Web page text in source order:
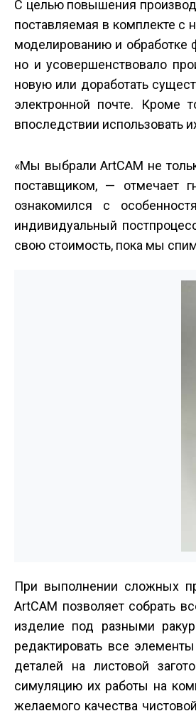
С целью повышения
поставляемая в комплекте с
моделированию и обработке
но и усовершенствовало
новую или доработать
электронной почте. Кроме
впоследствии использовать
«Мы выбрали ArtCAM не
поставщиком, — отмечает
ознакомился с
индивидуальный
свою стоимость, пока мы
При выполнении сложных
ArtCAM позволяет собрать
изделие под разными
редактировать все
деталей на листовой
симуляцию их работы на
желаемого качества